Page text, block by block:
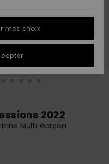
2022
Multi Garçon
mes choix